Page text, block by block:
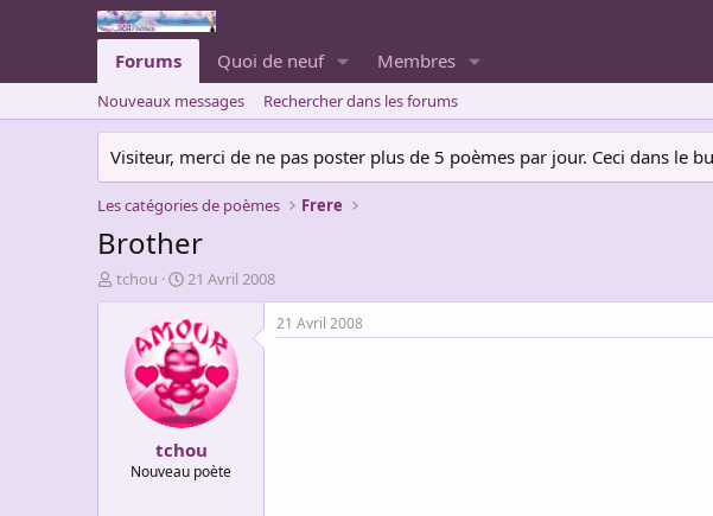
Forums Quoi de neuf Membres
Nouveaux messages Rechercher dans les forums
Visiteur, merci de ne pas poster plus de 5 poèmes par jour. Ceci dans le
Les catégories de poèmes Frere
Brother
A
u
tchou
D
a
t
e
d
e
d
é
b
u
21 Avril 2008
tchou
Nouveau poète
21 Avril 2008